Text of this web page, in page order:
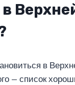
в
— список